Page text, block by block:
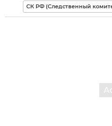
СК РФ (Следственный